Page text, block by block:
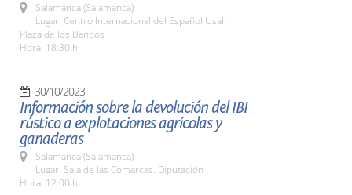
Salamanca (Salamanca)
Lugar: Centro Internacional del Español Usal.
Plaza de los Bandos
Hora: 18:30 h.
30/10/2023
Información sobre la devolución del IBI
rústico a explotaciones agrícolas y
ganaderas
Salamanca (Salamanca)
Lugar: Sala de las Comarcas. Diputación
Hora: 12:00 h.